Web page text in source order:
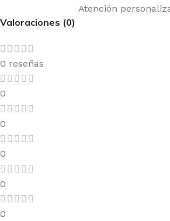
Atención
Valoraciones (0)
0 reseñas
0
0
0
0
0